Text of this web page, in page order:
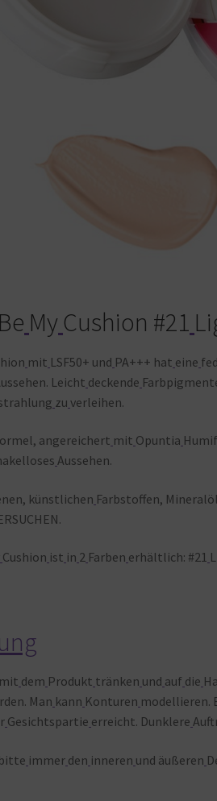
My Cushion #21
mit LSF50+ und PA+++ hat eine
Leicht deckende
zu verleihen.
angereichert mit Opuntia
Aussehen.
künstlichen Farbstoffen,
Cushion ist in 2 Farben erhältlich: #21
mit dem Produkt tränken und auf die
Man kann Konturen modellieren.
Gesichtspartie erreicht. Dunklere
bitte immer den inneren und äußeren